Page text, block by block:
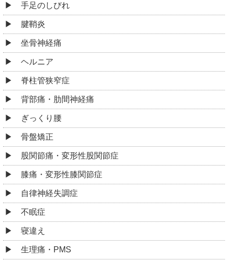
手足のしびれ
腱鞘炎
坐骨神経痛
ヘルニア
脊柱管狭窄症
背部痛・肋間神経痛
ぎっくり腰
骨盤矯正
股関節痛・変形性股関節症
膝痛・変形性膝関節症
自律神経失調症
不眠症
寝違え
生理痛・PMS